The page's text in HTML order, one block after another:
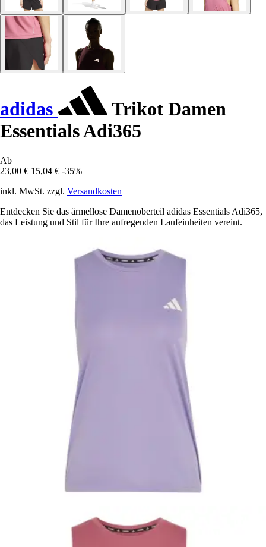
adidas
Trikot Damen
Essentials Adi365
Ab
23,00 € 15,04 € -35%
inkl. MwSt. zzgl. Versandkosten
Entdecken Sie das ärmellose Damenoberteil adidas Essentials Adi365,
das Leistung und Stil für Ihre aufregenden Laufeinheiten vereint.